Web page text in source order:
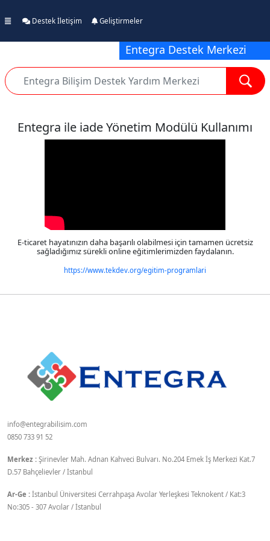
Destek İletişim Geliştirmeler
Entegra Destek Merkezi
Entegra ile iade Yönetim Modülü Kullanımı
E-ticaret hayatınızın daha başarılı olabilmesi için tamamen ücretsiz
sağladığımız sürekli online eğitimlerimizden faydalanın.
https://www.tekdev.org/egitim-programlari
info@entegrabilisim.com
0850 733 91 52
Merkez : Şirinevler Mah. Adnan Kahveci Bulvarı. No.204 Emek İş Merkezi Kat.7
D.57 Bahçelievler / İstanbul
Ar-Ge : İstanbul Üniversitesi Cerrahpaşa Avcılar Yerleşkesi Teknokent / Kat:3
No:305 - 307 Avcılar / İstanbul